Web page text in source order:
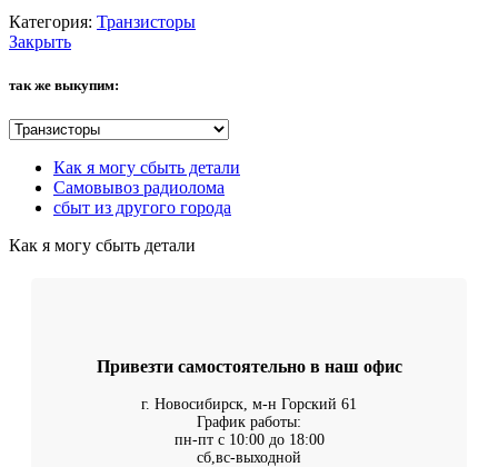
Категория: Транзисторы
Закрыть
так же выкупим:
Как я могу сбыть детали
Самовывоз радиолома
сбыт из другого города
Как я могу сбыть детали
Привезти самостоятельно в наш офис
г. Новосибирск, м-н Горский 61
График работы:
пн-пт с 10:00 до 18:00
сб,вс-выходной